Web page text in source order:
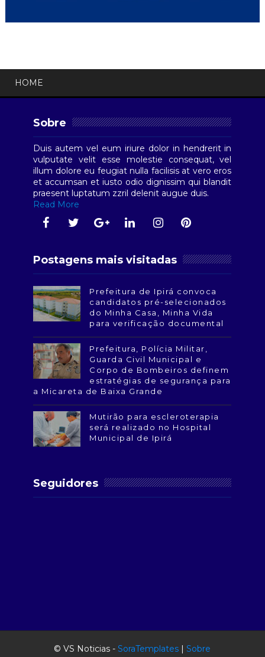
HOME
Sobre
Duis autem vel eum iriure dolor in hendrerit in
vulputate velit esse molestie consequat, vel
illum dolore eu feugiat nulla facilisis at vero eros
et accumsan et iusto odio dignissim qui blandit
praesent luptatum zzril delenit augue duis.
Read More
Postagens mais visitadas
Prefeitura de Ipirá convoca
candidatos pré-selecionados
do Minha Casa, Minha Vida
para verificação documental
Prefeitura, Polícia Militar,
Guarda Civil Municipal e
Corpo de Bombeiros definem
estratégias de segurança para
a Micareta de Baixa Grande
Mutirão para escleroterapia
será realizado no Hospital
Municipal de Ipirá
Seguidores
© VS Noticias -SoraTemplates |Sobre